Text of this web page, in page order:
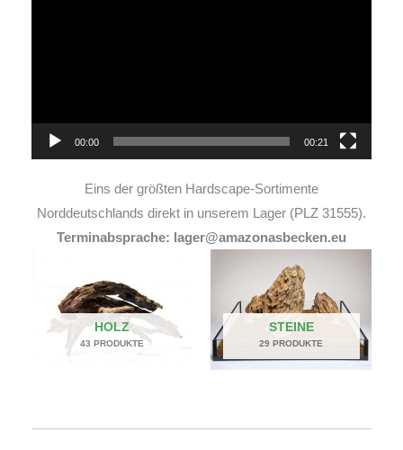
00:00 00:21
Eins der größten Hardscape-Sortimente
Norddeutschlands direkt in unserem Lager (PLZ 31555).
Terminabsprache: lager@amazonasbecken.eu
HOLZ
43 PRODUKTE
STEINE
29 PRODUKTE